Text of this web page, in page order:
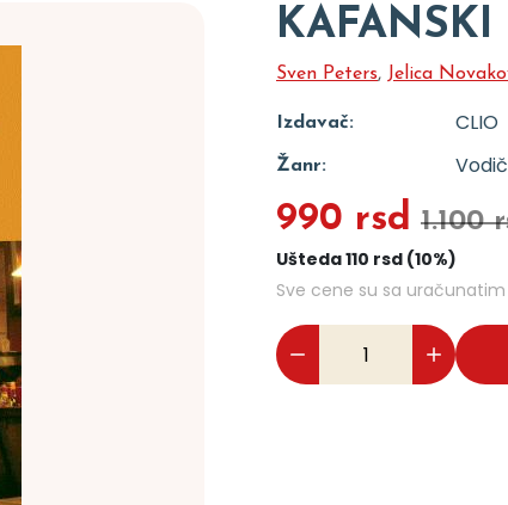
Sven Peters, Jelica
Izdavač: CLIO
Žanr:
990 rsd 1.100
Ušteda 110 rsd (10%)
Sve cene su sa